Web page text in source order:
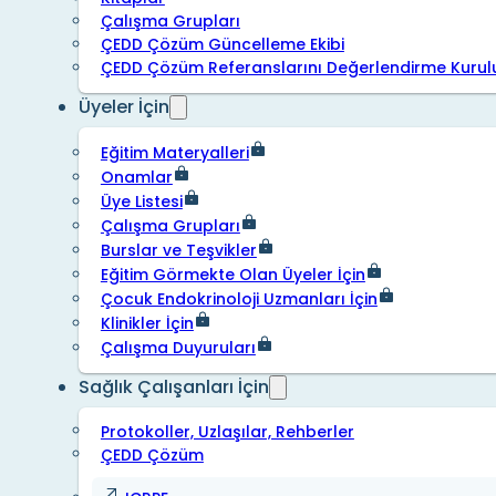
Çalışma Grupları
ÇEDD Çözüm Güncelleme Ekibi
ÇEDD Çözüm Referanslarını Değerlendirme
Üyeler İçin
Eğitim Materyalleri
Onamlar
Üye Listesi
Çalışma Grupları
Burslar ve Teşvikler
Eğitim Görmekte Olan Üyeler İçin
Çocuk Endokrinoloji Uzmanları İçin
Klinikler İçin
Çalışma Duyuruları
Sağlık Çalışanları İçin
Protokoller, Uzlaşılar, Rehberler
ÇEDD Çözüm